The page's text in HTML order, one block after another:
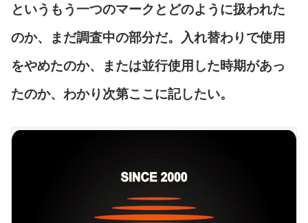
というもう一つのマークとどのように扱われた
のか、まだ調査中の部分だ。入れ替わりで使用
をやめたのか、または並行使用した時期があっ
たのか、わかり次第ここに記したい。